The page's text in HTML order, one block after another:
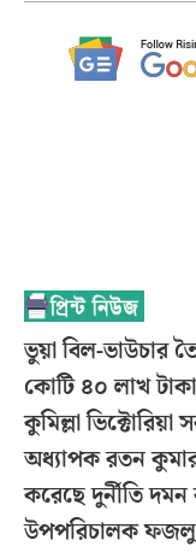
ভুয়া বিল-ভাউচার
কোটি ৪০ লাখ
কুমিল্লা
অধ্যাপক রতন
করেছে দুর্নীতি
উপপরিচালক ফজলুর